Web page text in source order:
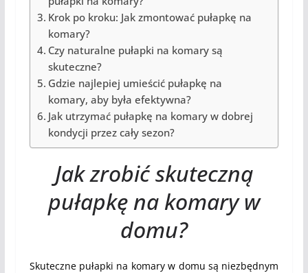
Krok po kroku: Jak zmontować pułapkę na
komary?
Czy naturalne pułapki na komary są
skuteczne?
Gdzie najlepiej umieścić pułapkę na
komary, aby była efektywna?
Jak utrzymać pułapkę na komary w dobrej
kondycji przez cały sezon?
Jak zrobić skuteczną
pułapkę na komary w
domu?
Skuteczne pułapki na komary w domu są niezbędnym